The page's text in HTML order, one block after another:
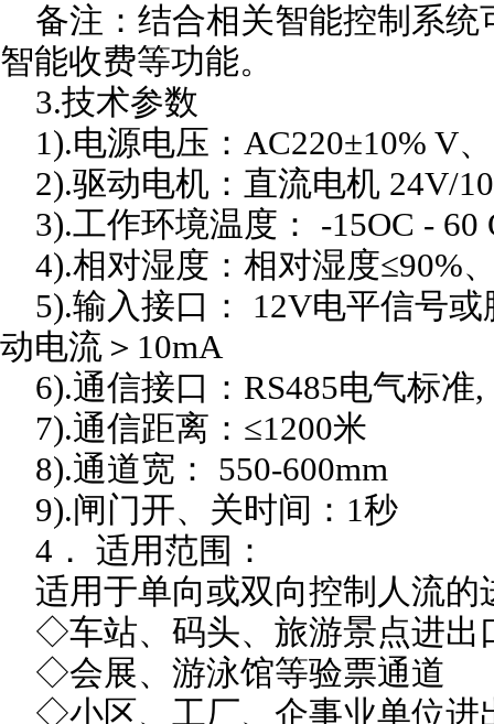
备注：结合相关智能控制系统
智能收费等功能。
3.技术参数
1).电源电压：AC220±10% V
2).驱动电机：直流电机 24V/
3).工作环境温度： -15OC - 60
4).相对湿度：相对湿度≤90%
5).输入接口： 12V电平信号或
动电流＞10mA
6).通信接口：RS485电气标准,
7).通信距离：≤1200米
8).通道宽： 550-600mm
9).闸门开、关时间：1秒
4． 适用范围：
适用于单向或双向控制人流的
◇车站、码头、旅游景点进出
◇会展、游泳馆等验票通道
◇小区、工厂、企事业单位进